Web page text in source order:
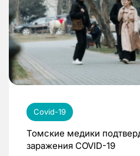
Covid-19
Томские медики
заражения COVID-19